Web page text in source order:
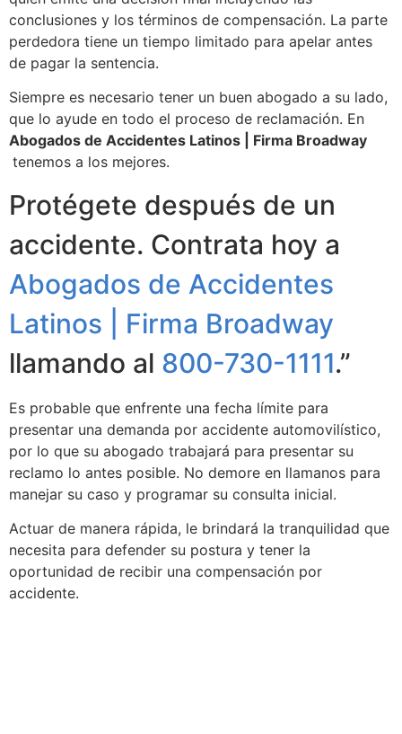
conclusiones y los términos de compensación. La parte
perdedora tiene un tiempo limitado para apelar antes
de pagar la sentencia.
Siempre es necesario tener un buen abogado a su lado,
que lo ayude en todo el proceso de reclamación. En
Abogados de Accidentes Latinos | Firma Broadway
tenemos a los mejores.
Protégete después de un
accidente. Contrata hoy a
Abogados de Accidentes
Latinos | Firma Broadway
llamando al 800-730-1111.”
Es probable que enfrente una fecha límite para
presentar una demanda por accidente automovilístico,
por lo que su abogado trabajará para presentar su
reclamo lo antes posible. No demore en llamanos para
manejar su caso y programar su consulta inicial.
Actuar de manera rápida, le brindará la tranquilidad que
necesita para defender su postura y tener la
oportunidad de recibir una compensación por
accidente.